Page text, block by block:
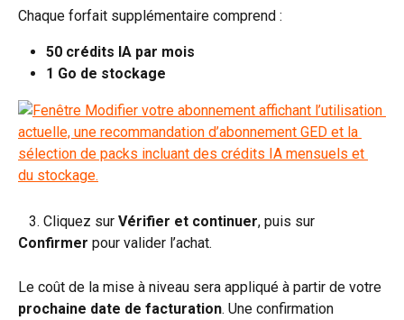
Chaque forfait supplémentaire comprend :
50 crédits IA par mois
1 Go de stockage
   3. Cliquez sur
Vérifier et continuer, puis sur
Confirmer pour valider l’achat.
Le coût de la mise à niveau sera appliqué à partir de votre
prochaine date de facturation. Une confirmation